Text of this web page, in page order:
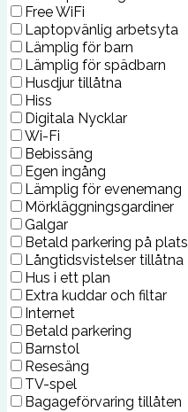
Free WiFi
Laptopvänlig arbetsyta
Lämplig för barn
Lämplig för spädbarn
Husdjur tillåtna
Hiss
Digitala Nycklar
Wi-Fi
Bebissäng
Egen ingång
Lämplig för evenemang
Mörkläggningsgardiner
Galgar
Betald parkering på plats
Långtidsvistelser tillåtna
Hus i ett plan
Extra kuddar och filtar
Internet
Betald parkering
Barnstol
Resesäng
TV-spel
Bagageförvaring tillåten